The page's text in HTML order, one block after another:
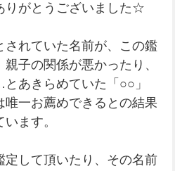
りがとうございました☆
されていた名前が、この鑑
子の関係が悪かったり、
あきらめていた「○○」
唯一お薦めできるとの結果
ます。
定して頂いたり、その名前